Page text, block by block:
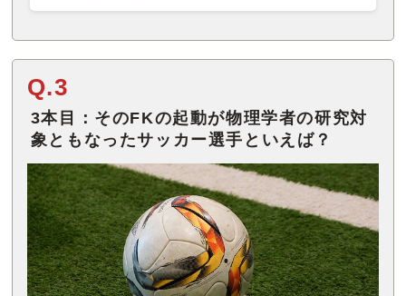
Q.3
3本目：そのFKの起動が物理学者の研究対
象ともなったサッカー選手といえば？